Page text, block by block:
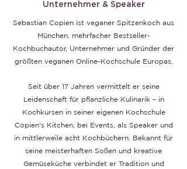
Unternehmer & Speaker
Sebastian Copien ist veganer Spitzenkoch aus
München, mehrfacher Bestseller-
Kochbuchautor, Unternehmer und Gründer der
größten veganen Online-Kochschule Europas.
Seit über 17 Jahren vermittelt er seine
Leidenschaft für pflanzliche Kulinarik – in
Kochkursen in seiner eigenen Kochschule
Copien's Kitchen, bei Events, als Speaker und
in mittlerweile acht Kochbüchern. Bekannt für
seine meisterhaften Soßen und kreative
Gemüseküche verbindet er Tradition und